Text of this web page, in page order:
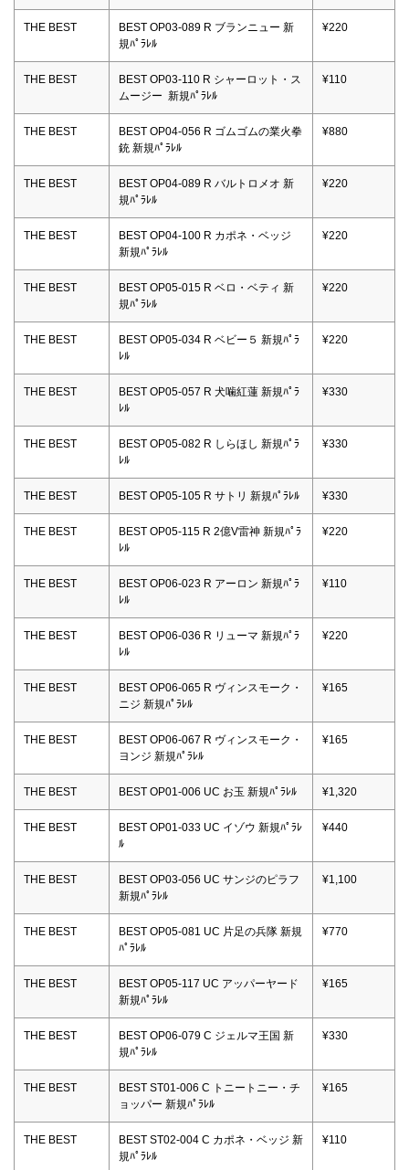
THE BEST
BEST OP03-089 R ブランニュー 新
規ﾊﾟﾗﾚﾙ
¥220
THE BEST
BEST OP03-110 R シャーロット・ス
ムージー 新規ﾊﾟﾗﾚﾙ
¥110
THE BEST
BEST OP04-056 R ゴムゴムの業火拳
銃 新規ﾊﾟﾗﾚﾙ
¥880
THE BEST
BEST OP04-089 R バルトロメオ 新
規ﾊﾟﾗﾚﾙ
¥220
THE BEST
BEST OP04-100 R カポネ・ベッジ
新規ﾊﾟﾗﾚﾙ
¥220
THE BEST
BEST OP05-015 R ベロ・ベティ 新
規ﾊﾟﾗﾚﾙ
¥220
THE BEST
BEST OP05-034 R ベビー５ 新規ﾊﾟﾗ
ﾚﾙ
¥220
THE BEST
BEST OP05-057 R 犬噛紅蓮 新規ﾊﾟﾗ
ﾚﾙ
¥330
THE BEST
BEST OP05-082 R しらほし 新規ﾊﾟﾗ
ﾚﾙ
¥330
THE BEST BEST OP05-105 R サトリ 新規ﾊﾟﾗﾚﾙ ¥330
THE BEST
BEST OP05-115 R 2億V雷神 新規ﾊﾟﾗ
ﾚﾙ
¥220
THE BEST
BEST OP06-023 R アーロン 新規ﾊﾟﾗ
ﾚﾙ
¥110
THE BEST
BEST OP06-036 R リューマ 新規ﾊﾟﾗ
ﾚﾙ
¥220
THE BEST
BEST OP06-065 R ヴィンスモーク・
ニジ 新規ﾊﾟﾗﾚﾙ
¥165
THE BEST
BEST OP06-067 R ヴィンスモーク・
ヨンジ 新規ﾊﾟﾗﾚﾙ
¥165
THE BEST BEST OP01-006 UC お玉 新規ﾊﾟﾗﾚﾙ ¥1,320
THE BEST
BEST OP01-033 UC イゾウ 新規ﾊﾟﾗﾚ
ﾙ
¥440
THE BEST
BEST OP03-056 UC サンジのピラフ
新規ﾊﾟﾗﾚﾙ
¥1,100
THE BEST
BEST OP05-081 UC 片足の兵隊 新規
ﾊﾟﾗﾚﾙ
¥770
THE BEST
BEST OP05-117 UC アッパーヤード
新規ﾊﾟﾗﾚﾙ
¥165
THE BEST
BEST OP06-079 C ジェルマ王国 新
規ﾊﾟﾗﾚﾙ
¥330
THE BEST
BEST ST01-006 C トニートニー・チ
ョッパー 新規ﾊﾟﾗﾚﾙ
¥165
THE BEST
BEST ST02-004 C カポネ・ベッジ 新
規ﾊﾟﾗﾚﾙ
¥110